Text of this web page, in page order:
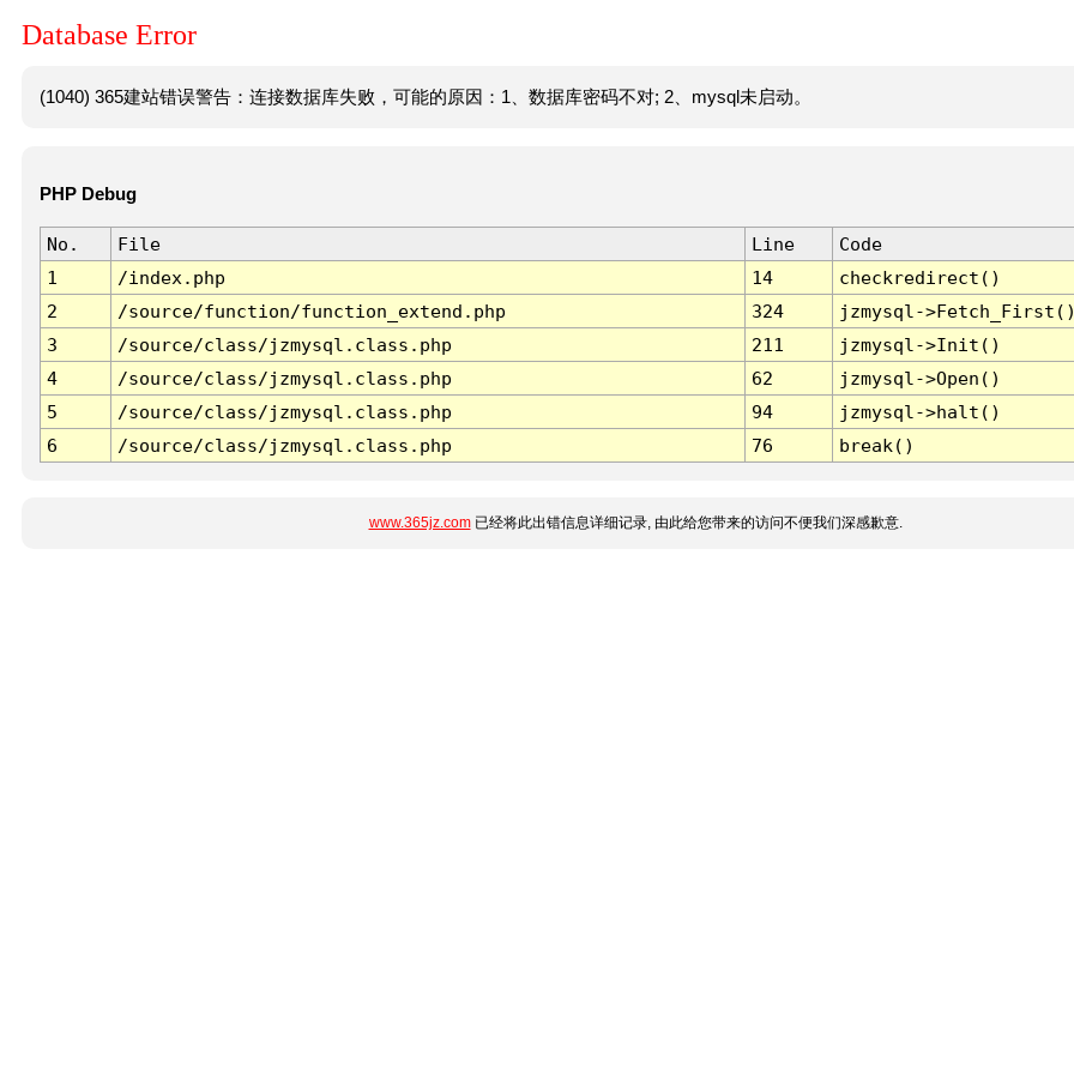
Database Error
(1040) 365建站错误警告：连接数据库失败，可能的原因：1、数据库密码不对; 2、mysql未启动。
PHP Debug
No. File Line
Code
1
/index.php 14
checkredirect()
2
/source/function/function_extend.php 324
jzmysql-
3
/source/class/jzmysql.class.php 211
jzmysql->Init()
4
/source/class/jzmysql.class.php 62
jzmysql->Open()
5
/source/class/jzmysql.class.php 94
jzmysql->halt()
6
/source/class/jzmysql.class.php 76 break()
www.365jz.com已经将此出错信息详细记录, 由此给您带来的访问不便我们深感歉意.